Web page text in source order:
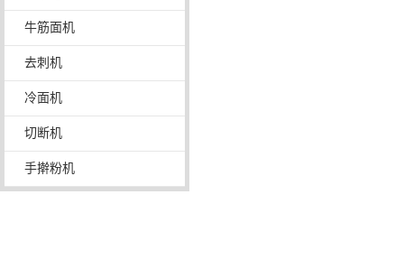
牛筋面机
去刺机
冷面机
切断机
手擀粉机